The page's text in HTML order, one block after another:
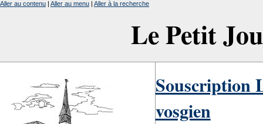
Le Petit
Aller au contenu | Aller au menu | Aller à la recherche
Souscription
vosgien